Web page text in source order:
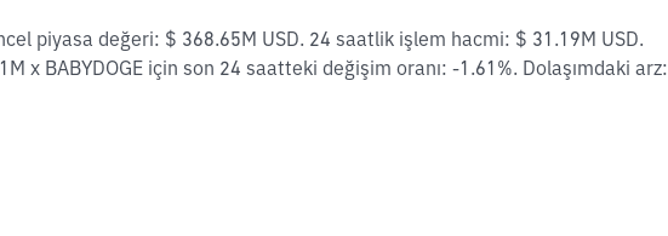
piyasa değeri: $ 368.65M USD. 24 saatlik işlem hacmi: $ 31.19M USD.
x BABYDOGE için son 24 saatteki değişim oranı: -1.61%. Dolaşımdaki arz: